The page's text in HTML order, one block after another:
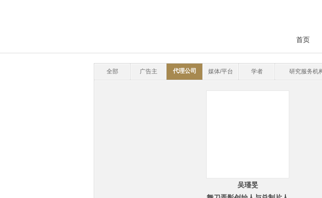
首页
全部 广告主 代理公司 媒体/平台 学者 研究服务机
吴瑾旻